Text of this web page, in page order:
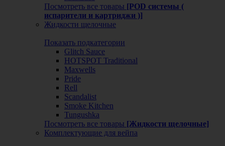
Посмотреть все товары [POD системы (
испарители и картриджи )]
Жидкости щелочные
Показать подкатегории
Glitch Sauce
HOTSPOT Traditional
Maxwells
Pride
Rell
Scandalist
Smoke Kitchen
Tungushka
Посмотреть все товары [Жидкости щелочные]
Комплектующие для вейпа